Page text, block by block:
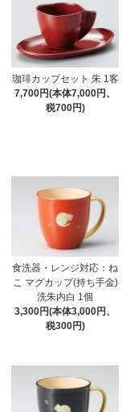
珈琲カップセット 朱 1客
7,700円(本体7,000円、
税700円)
食洗器・レンジ対応：ね
こ マグカップ(持ち手金)
洗朱内白 1個
3,300円(本体3,000円、
税300円)